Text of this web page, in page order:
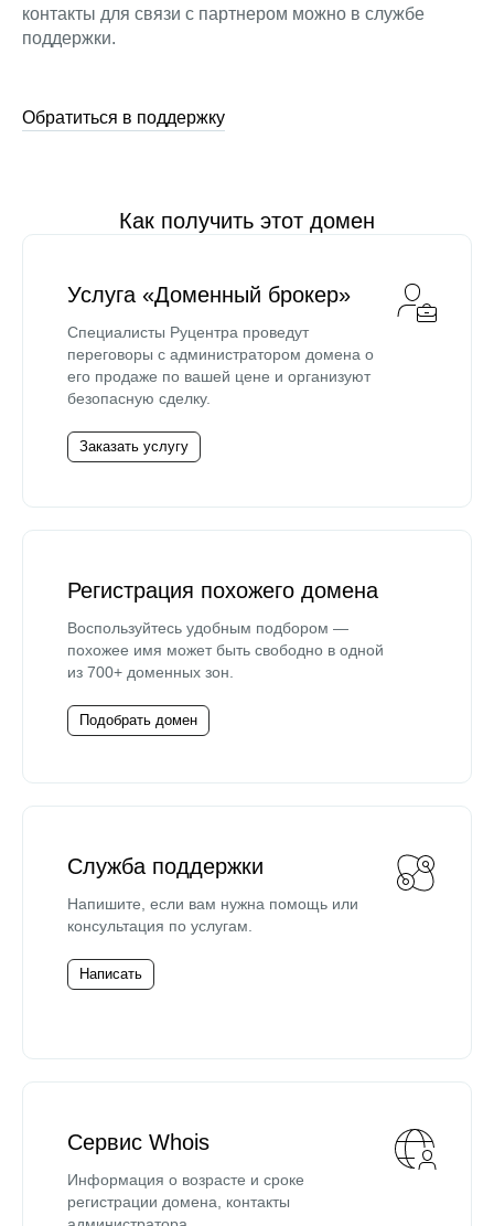
контакты для связи с партнером можно в службе
поддержки.
Обратиться в поддержку
Как получить этот домен
Услуга «Доменный брокер»
Специалисты Руцентра проведут
переговоры с администратором домена о
его продаже по вашей цене и организуют
безопасную сделку.
Заказать услугу
Регистрация похожего домена
Воспользуйтесь удобным подбором —
похожее имя может быть свободно в одной
из 700+ доменных зон.
Подобрать домен
Служба поддержки
Напишите, если вам нужна помощь или
консультация по услугам.
Написать
Сервис Whois
Информация о возрасте и сроке
регистрации домена, контакты